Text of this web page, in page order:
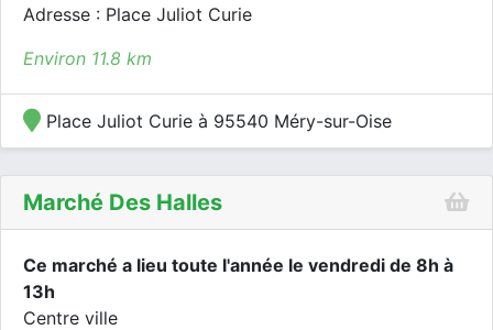
Adresse : Place Juliot Curie
Environ 11.8 km
Place Juliot Curie à 95540 Méry-sur-Oise
Marché Des Halles
Ce marché a lieu toute l'année le vendredi de 8h à
13h
Centre ville